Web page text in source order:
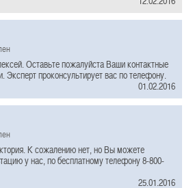
Оставьте пожалуйста Ваши контактные
Эксперт проконсультирует вас по телефону.
01.02.2016
К сожалению нет, но Вы можете
у нас, по бесплатному телефону 8-800-
25.01.2016